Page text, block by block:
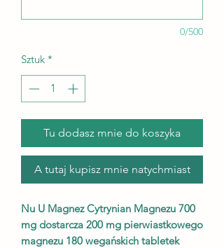
0/500
Sztuk *
Tu dodasz mnie do koszyka
A tutaj kupisz mnie natychmiast
Nu U Magnez Cytrynian Magnezu 700
mg dostarcza 200 mg pierwiastkowego
magnezu 180 wegańskich tabletek